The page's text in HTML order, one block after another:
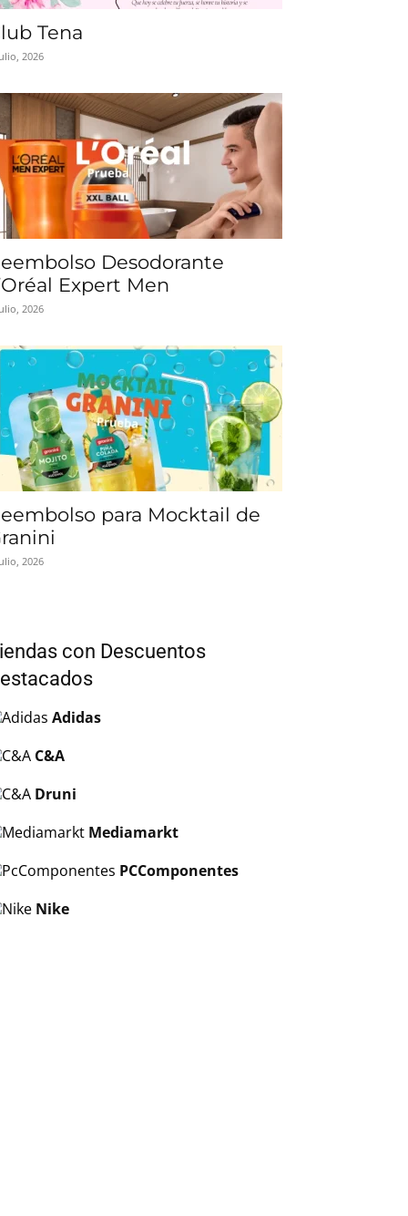
Tena
2026
Desodorante
Expert Men
2026
para Mocktail de
2026
con Descuentos
Adidas
C&A
Druni
Mediamarkt
PCComponentes
Nike